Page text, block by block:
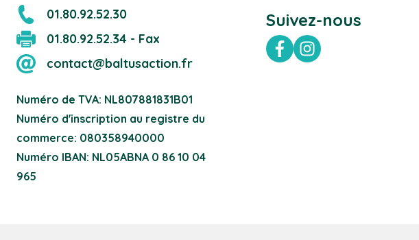
01.80.92.52.30
01.80.92.52.34 - Fax
contact@baltusaction.fr
Numéro de TVA: NL807881831B01
Numéro d'inscription au registre du
commerce: 080358940000
Numéro IBAN: NL05ABNA 0 86 10 04
965
Suivez-nous
FacebookInstagram